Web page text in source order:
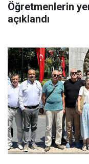
Öğretmenlerin
açıklandı